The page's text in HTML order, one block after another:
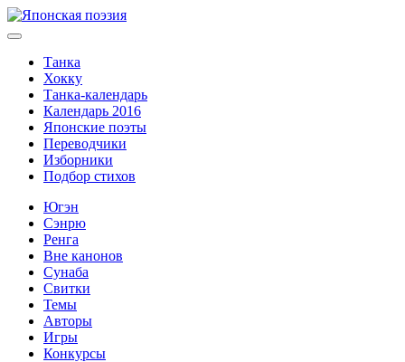
Танка
Хокку
Танка-календарь
Календарь 2016
Японские поэты
Переводчики
Изборники
Подбор стихов
Югэн
Сэнрю
Ренга
Вне канонов
Сунаба
Свитки
Темы
Авторы
Игры
Конкурсы